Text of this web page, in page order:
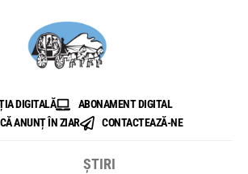
DIGITALĂ
ABONAMENT DIGITAL
ANUNȚ ÎN ZIAR
CONTACTEAZĂ-NE
ȘTIRI